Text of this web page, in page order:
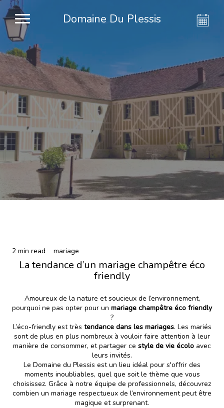
Domaine Du Plessis
2 min read mariage
La tendance d’un mariage champêtre éco
friendly
Amoureux de la nature et soucieux de l’environnement,
pourquoi ne pas opter pour un mariage champêtre éco friendly
?
L’éco-friendly est très tendance dans les mariages. Les mariés
sont de plus en plus nombreux à vouloir faire attention à leur
manière de consommer, et partager ce style de vie écolo avec
leurs invités.
Le Domaine du Plessis est un lieu idéal pour s'offrir des
moments inoubliables, quel que soit le thème que vous
choisissez. Grâce à notre équipe de professionnels, découvrez
combien un mariage respectueux de l’environnement peut être
magique et surprenant.